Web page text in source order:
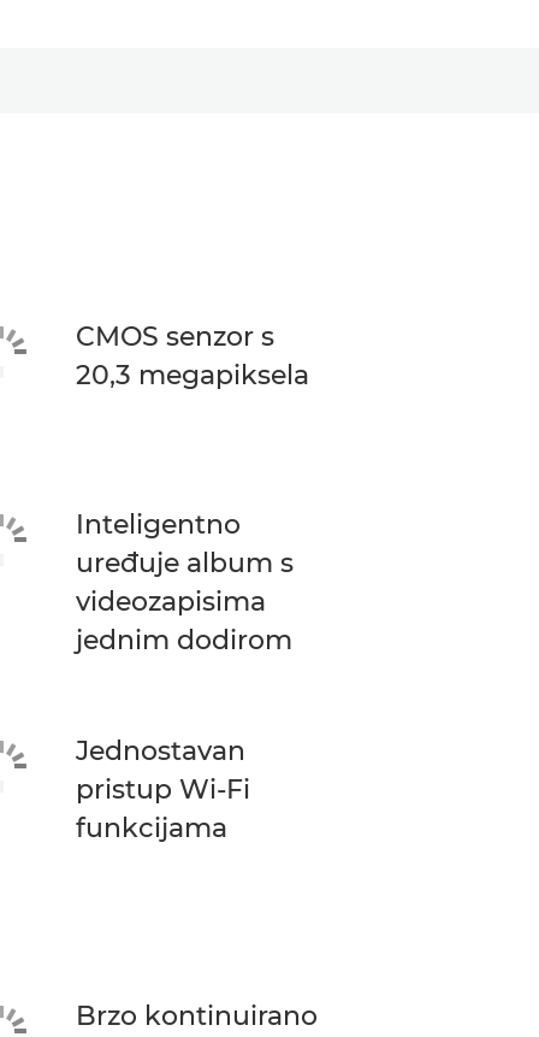
CMOS senzor s
20,3 megapiksela
Inteligentno
uređuje album s
videozapisima
jednim dodirom
Jednostavan
pristup Wi-Fi
funkcijama
Brzo kontinuirano